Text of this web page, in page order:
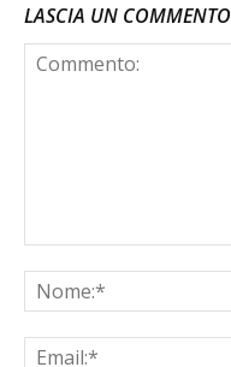
LASCIA UN COMMENTO